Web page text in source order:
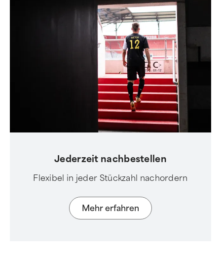
Jederzeit nachbestellen
Flexibel in jeder Stückzahl nachordern
Mehr erfahren